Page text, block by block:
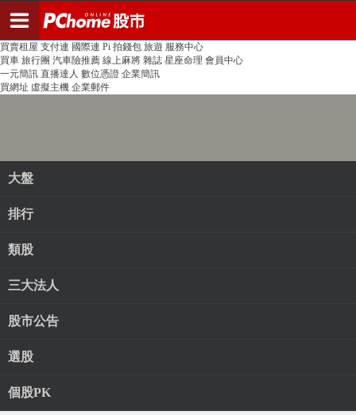
PChome首頁 線上購物 24h購物 書店
買賣租屋 支付連 國際連 Pi 拍錢包 旅遊 服務中心
買車 旅行團 汽車險推薦 線上麻將 雜誌 星座命理 會員中心
一元簡訊 直播達人 數位憑證 企業簡訊
買網址 虛擬主機 企業郵件
大盤
排行
類股
三大法人
股市公告
選股
個股PK